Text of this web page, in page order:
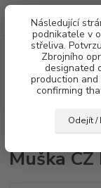
Následující
podnikatele v
střeliva.
Zbrojního
designated
production
confirming
Odejít /
Muška CZ